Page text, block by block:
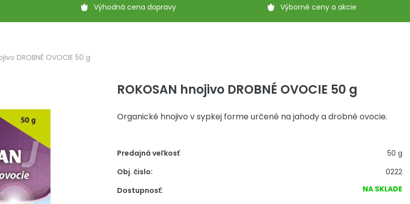
Výhodná cena dopravy Výborné ceny a akcie
DROBNÉ OVOCIE 50 g
ROKOSAN hnojivo DROBNÉ OVOCIE 50 g
Organické hnojivo v sypkej forme určené na jahody a drobné ovocie.
Predajná veľkosť
50 g
Obj. čislo:
0222
Dostupnosť:
NA SKLADE